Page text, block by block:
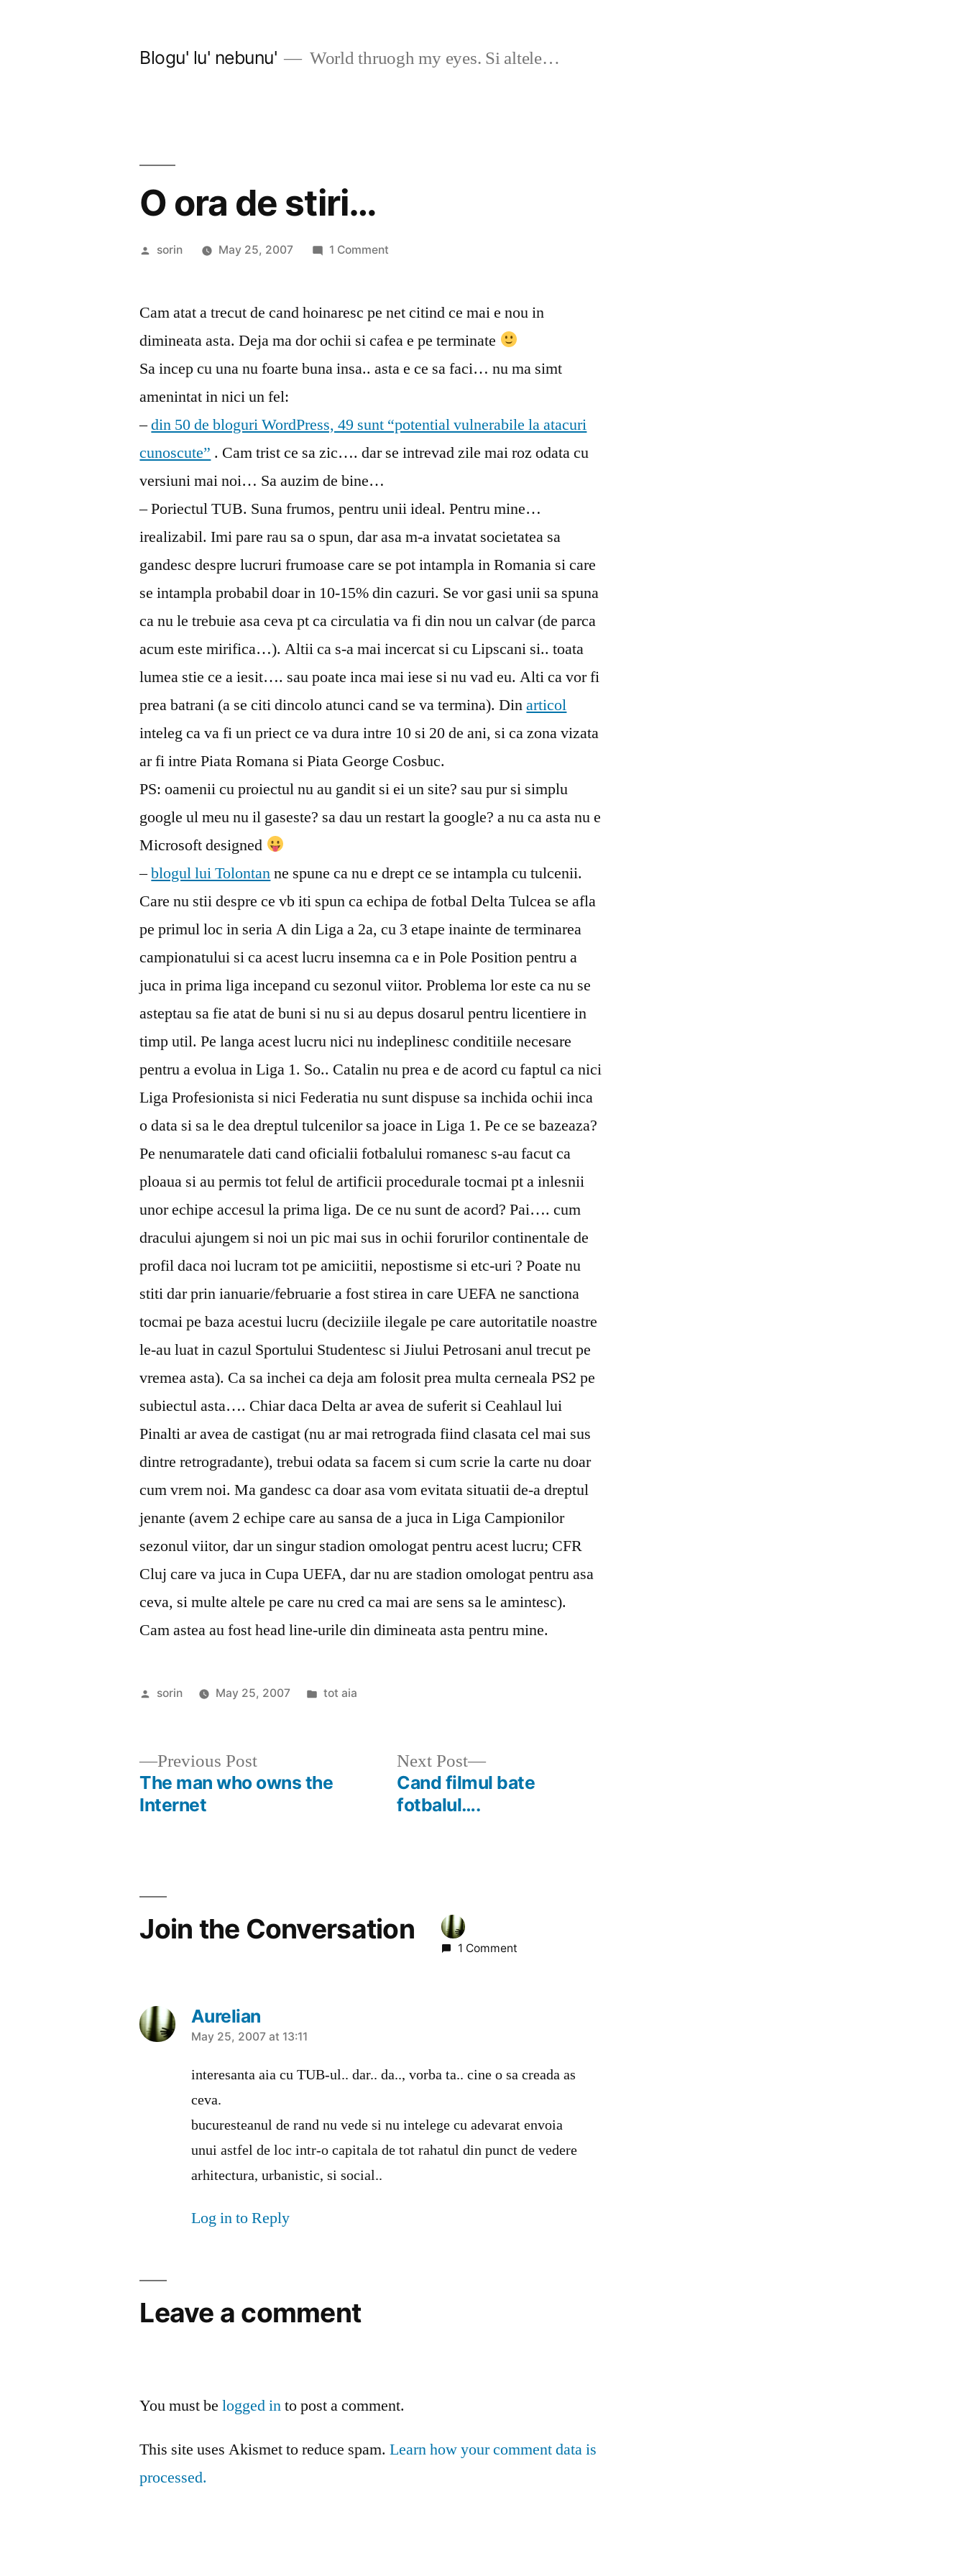
Blogu' lu' nebunu' World thruogh my eyes. Si altele…
O ora de stiri…
Posted
sorin May 25, 2007 1 Commenton
de
Cam atat a trecut de cand hoinaresc pe net citind ce mai e nou in
dimineata asta. Deja ma dor ochii si cafea e pe terminate
Sa incep cu una nu foarte buna insa.. asta e ce sa faci… nu ma simt
amenintat in nici un fel:
–din 50 de bloguri WordPress, 49 sunt “potential vulnerabile la atacuri
cunoscute” . Cam trist ce sa zic…. dar se intrevad zile mai roz odata cu
versiuni mai noi… Sa auzim de bine…
– Poriectul TUB. Suna frumos, pentru unii ideal. Pentru mine…
irealizabil. Imi pare rau sa o spun, dar asa m-a invatat societatea sa
gandesc despre lucruri frumoase care se pot intampla in Romania si care
se intampla probabil doar in 10-15% din cazuri. Se vor gasi unii sa spuna
ca nu le trebuie asa ceva pt ca circulatia va fi din nou un calvar (de parca
acum este mirifica…). Altii ca s-a mai incercat si cu Lipscani si.. toata
lumea stie ce a iesit…. sau poate inca mai iese si nu vad eu. Alti ca vor fi
prea batrani (a se citi dincolo atunci cand se va termina). Dinarticol
inteleg ca va fi un priect ce va dura intre 10 si 20 de ani, si ca zona vizata
ar fi intre Piata Romana si Piata George Cosbuc.
PS: oamenii cu proiectul nu au gandit si ei un site? sau pur si simplu
google ul meu nu il gaseste? sa dau un restart la google? a nu ca asta nu e
Microsoft designed
–blogul lui Tolontanne spune ca nu e drept ce se intampla cu tulcenii.
Care nu stii despre ce vb iti spun ca echipa de fotbal Delta Tulcea se afla
pe primul loc in seria A din Liga a 2a, cu 3 etape inainte de terminarea
campionatului si ca acest lucru insemna ca e in Pole Position pentru a
juca in prima liga incepand cu sezonul viitor. Problema lor este ca nu se
asteptau sa fie atat de buni si nu si au depus dosarul pentru licentiere in
timp util. Pe langa acest lucru nici nu indeplinesc conditiile necesare
pentru a evolua in Liga 1. So.. Catalin nu prea e de acord cu faptul ca nici
Liga Profesionista si nici Federatia nu sunt dispuse sa inchida ochii inca
o data si sa le dea dreptul tulcenilor sa joace in Liga 1. Pe ce se bazeaza?
Pe nenumaratele dati cand oficialii fotbalului romanesc s-au facut ca
ploaua si au permis tot felul de artificii procedurale tocmai pt a inlesnii
unor echipe accesul la prima liga. De ce nu sunt de acord? Pai…. cum
dracului ajungem si noi un pic mai sus in ochii forurilor continentale de
profil daca noi lucram tot pe amiciitii, nepostisme si etc-uri ? Poate nu
stiti dar prin ianuarie/februarie a fost stirea in care UEFA ne sanctiona
tocmai pe baza acestui lucru (deciziile ilegale pe care autoritatile noastre
le-au luat in cazul Sportului Studentesc si Jiului Petrosani anul trecut pe
vremea asta). Ca sa inchei ca deja am folosit prea multa cerneala PS2 pe
subiectul asta…. Chiar daca Delta ar avea de suferit si Ceahlaul lui
Pinalti ar avea de castigat (nu ar mai retrograda fiind clasata cel mai sus
dintre retrogradante), trebui odata sa facem si cum scrie la carte nu doar
cum vrem noi. Ma gandesc ca doar asa vom evitata situatii de-a dreptul
jenante (avem 2 echipe care au sansa de a juca in Liga Campionilor
sezonul viitor, dar un singur stadion omologat pentru acest lucru; CFR
Cluj care va juca in Cupa UEFA, dar nu are stadion omologat pentru asa
ceva, si multe altele pe care nu cred ca mai are sens sa le amintesc).
Cam astea au fost head line-urile din dimineata asta pentru mine.
Posted
sorin May 25, 2007
Posted
tot aia
Previous PostPrevious
post:
The man who owns the
Internet
Next Post
Next
post:
Cand filmul bate
fotbalul….
Join the Conversation
1 Comment
Aurelian
says:
May 25, 2007 at 13:11
interesanta aia cu TUB-ul.. dar.. da.., vorba ta.. cine o sa creada as
ceva.
bucuresteanul de rand nu vede si nu intelege cu adevarat envoia
unui astfel de loc intr-o capitala de tot rahatul din punct de vedere
arhitectura, urbanistic, si social..
Log in to Reply
Leave a comment
You must belogged into post a comment.
This site uses Akismet to reduce spam.Learn how your comment data is
processed.